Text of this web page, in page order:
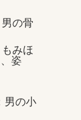
の骨
みほ
姿
男の小